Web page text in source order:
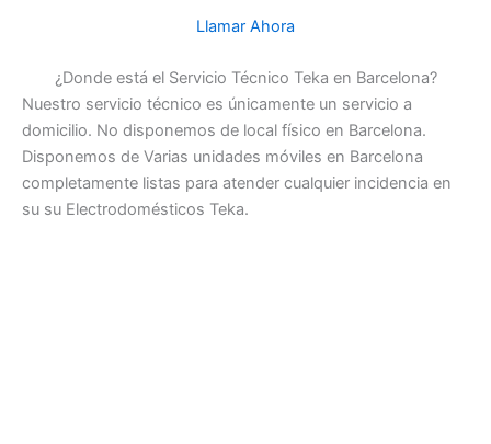
Llamar Ahora
¿Donde está el Servicio Técnico Teka en Barcelona?
Nuestro servicio técnico es únicamente un servicio a
domicilio. No disponemos de local físico en Barcelona.
Disponemos de Varias unidades móviles en Barcelona
completamente listas para atender cualquier incidencia en
su su Electrodomésticos Teka.